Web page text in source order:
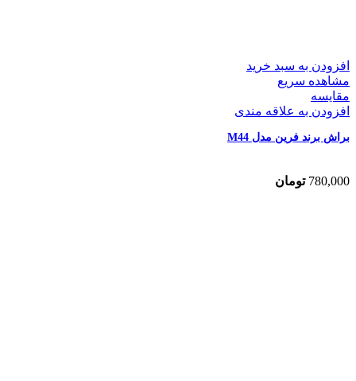
افزودن به سبد خرید
مشاهده سریع
مقایسه
افزودن به علاقه مندی
براش برند فرین مدل M44
780,000 تومان